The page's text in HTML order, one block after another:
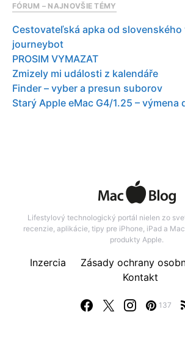
FÓRUM – NAJNOVŠIE TÉMY
Cestovateľská apka od slovenského
journeybot
PROSIM VYMAZAT
Zmizely mi události z kalendáře
Finder – vyber a presun suborov
Starý Apple eMac G4/1.25 – výmena
Lifestylový technologický portál nielen zo
recenzie, aplikácie, tipy pre iPhone, iPad a
produkty Apple.
137
Inzercia
Zásady ochrany
Kontakt